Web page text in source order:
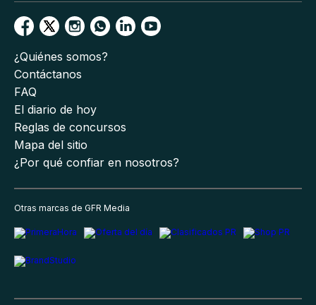
¿Quiénes somos?
Contáctanos
FAQ
El diario de hoy
Reglas de concursos
Mapa del sitio
¿Por qué confiar en nosotros?
Otras marcas de GFR Media